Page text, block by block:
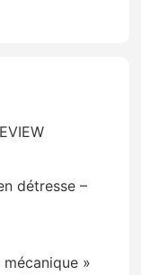
détresse –
»